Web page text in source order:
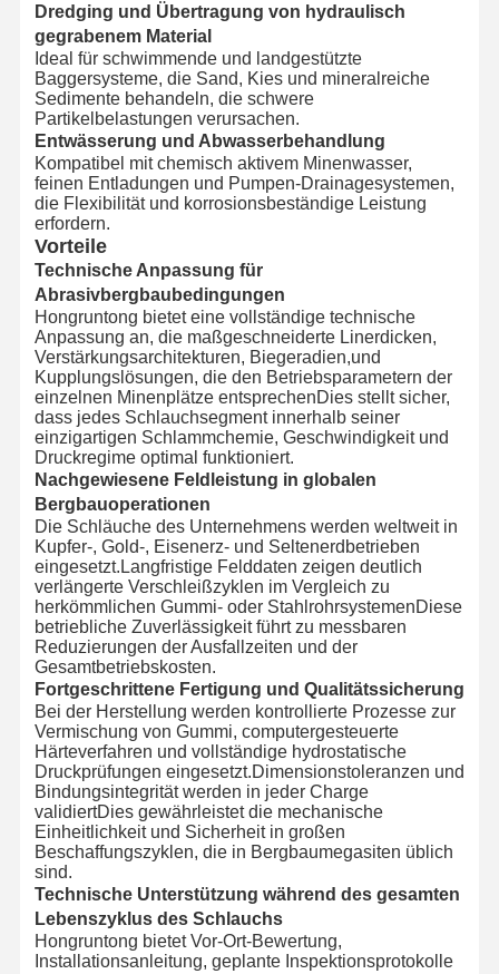
Dredging und Übertragung von hydraulisch
gegrabenem Material
Ideal für schwimmende und landgestützte
Baggersysteme, die Sand, Kies und mineralreiche
Sedimente behandeln, die schwere
Partikelbelastungen verursachen.
Entwässerung und Abwasserbehandlung
Kompatibel mit chemisch aktivem Minenwasser,
feinen Entladungen und Pumpen-Drainagesystemen,
die Flexibilität und korrosionsbeständige Leistung
erfordern.
Vorteile
Technische Anpassung für
Abrasivbergbaubedingungen
Hongruntong bietet eine vollständige technische
Anpassung an, die maßgeschneiderte Linerdicken,
Verstärkungsarchitekturen, Biegeradien,und
Kupplungslösungen, die den Betriebsparametern der
einzelnen Minenplätze entsprechenDies stellt sicher,
dass jedes Schlauchsegment innerhalb seiner
einzigartigen Schlammchemie, Geschwindigkeit und
Druckregime optimal funktioniert.
Nachgewiesene Feldleistung in globalen
Bergbauoperationen
Die Schläuche des Unternehmens werden weltweit in
Kupfer-, Gold-, Eisenerz- und Seltenerdbetrieben
eingesetzt.Langfristige Felddaten zeigen deutlich
verlängerte Verschleißzyklen im Vergleich zu
herkömmlichen Gummi- oder StahlrohrsystemenDiese
betriebliche Zuverlässigkeit führt zu messbaren
Reduzierungen der Ausfallzeiten und der
Gesamtbetriebskosten.
Fortgeschrittene Fertigung und Qualitätssicherung
Bei der Herstellung werden kontrollierte Prozesse zur
Vermischung von Gummi, computergesteuerte
Härteverfahren und vollständige hydrostatische
Druckprüfungen eingesetzt.Dimensionstoleranzen und
Bindungsintegrität werden in jeder Charge
validiertDies gewährleistet die mechanische
Einheitlichkeit und Sicherheit in großen
Beschaffungszyklen, die in Bergbaumegasiten üblich
sind.
Technische Unterstützung während des gesamten
Lebenszyklus des Schlauchs
Hongruntong bietet Vor-Ort-Bewertung,
Installationsanleitung, geplante Inspektionsprotokolle